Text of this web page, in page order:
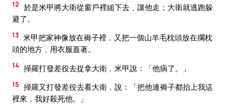
12 於是米甲將大衛從窗戶裡縋下去﹑讓他走；大衛就逃跑躲
避了。
13 米甲把家神像放在褥子裡﹐又把一個山羊毛枕頭放在擱枕
頭的地方﹐用衣服蓋著。
14 掃羅打發差役去捉拿大衛﹐米甲說：「他病了。」
15 掃羅又打發差役去看大衛﹐說：「把他連褥子都抬上我這
裡來﹐我好殺死他。」